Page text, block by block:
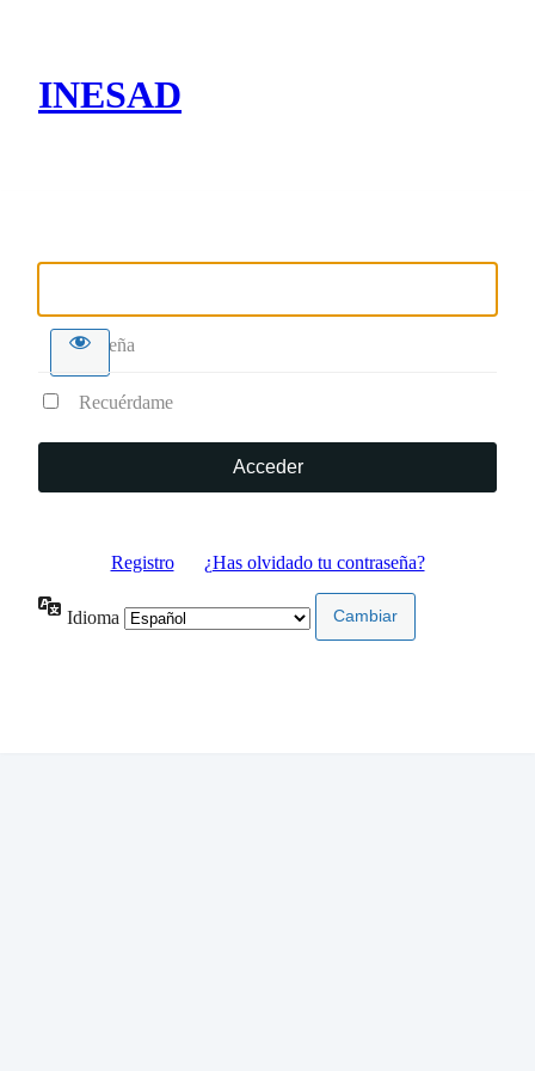
INESAD
Contraseña
Recuérdame
Registro ¿Has olvidado tu contraseña?
Idioma